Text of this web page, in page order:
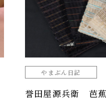
やまぶん日記
誉田屋源兵衛 芭